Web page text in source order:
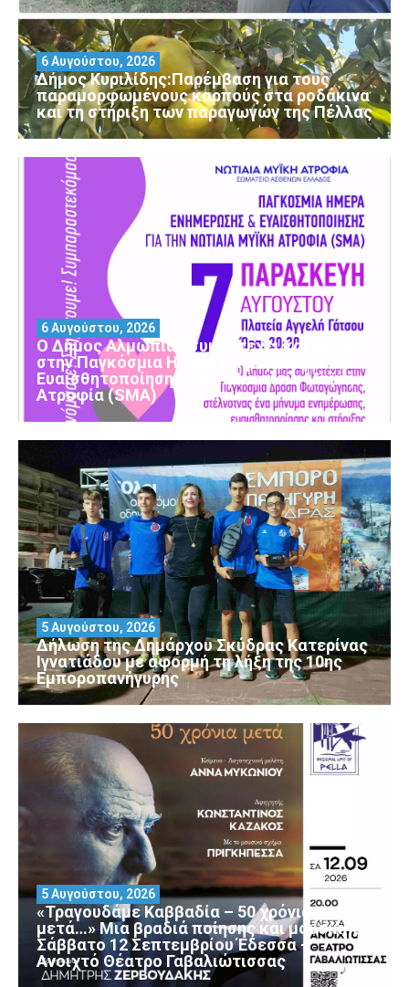
Δήμος Κυριλίδης:Παρέμβαση για τους
παραμορφωμένους καρπούς στα ροδάκινα
και τη στήριξη των παραγωγών της Πέλλας
6 Αυγούστου, 2026
Ο Δήμος Αλμωπίας συμμετέχει και φέτος
στην Παγκόσμια Ημέρα Ενημέρωσης και
Ευαισθητοποίησης για τη Νωτιαία Μυϊκή
Ατροφία (SMA)
6 Αυγούστου, 2026
Δήλωση της Δημάρχου Σκύδρας Κατερίνας
Ιγνατιάδου με αφορμή τη λήξη της 10ης
Εμποροπανήγυρης
5 Αυγούστου, 2026
«Τραγουδάμε Καββαδία – 50 χρόνια
μετά…» Μια βραδιά ποίησης και μουσικής
Σάββατο 12 Σεπτεμβρίου Έδεσσα –
Ανοιχτό Θέατρο Γαβαλιώτισσας
5 Αυγούστου, 2026